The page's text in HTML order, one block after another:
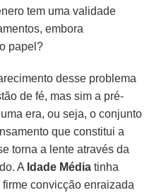
tem uma validade
embora
papel?
desse problema
de fé, mas sim a pré-
era, ou seja, o conjunto
que constitui a
torna a lente através da
A Idade Média tinha
convicção enraizada